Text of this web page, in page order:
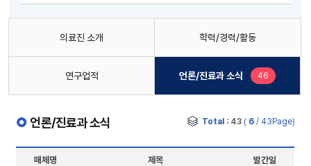
의료진 소개 학력/경력/활동
연구업적 언론/진료과 소식 46
언론/진료과 소식 Total : 43( 6 / 43Page)
매체명 제목 발간일